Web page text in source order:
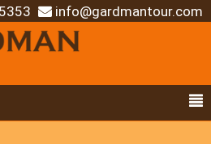
info@gardmantour.com